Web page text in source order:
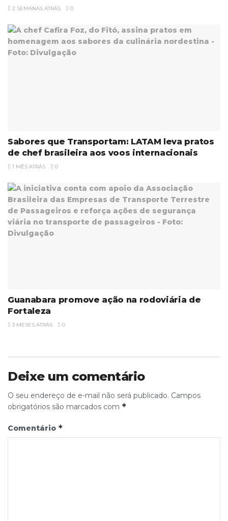
2 SEMANAS ATRÁS 0
Sabores que Transportam: LATAM leva pratos
de chef brasileira aos voos internacionais
1 MÊS ATRÁS 0
Guanabara promove ação na rodoviária de
Fortaleza
3 MESES ATRÁS 0
Deixe um comentário
O seu endereço de e-mail não será publicado. Campos
obrigatórios são marcados com *
Comentário *